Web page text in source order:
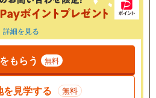
詳細を見る
もらう 無料
を見学する 無料